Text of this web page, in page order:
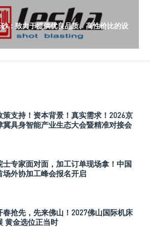
：致力于提供优良品质、高性价比的设
策支持！资本背景！真实需求！2026京
冀具身智能产业生态大会暨精准对接会
士专家面对面，加工订单现场拿！中国
场外协加工峰会报名开启
春抢先，先来佛山！2027佛山国际机床
黄金选位正当时